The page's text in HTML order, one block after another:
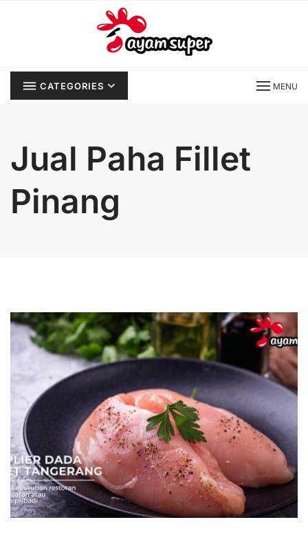
CATEGORIES MENU
Jual Paha Fillet
Pinang